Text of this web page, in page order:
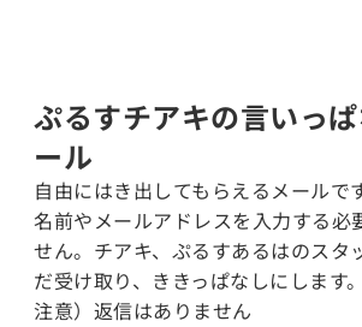
ぷるすチアキの言いっ
ール
自由にはき出してもらえるメールです
名前やメールアドレスを入力する必
せん。チアキ、ぷるすあるはのスタ
だ受け取り、ききっぱなしにします。
注意）返信はありません